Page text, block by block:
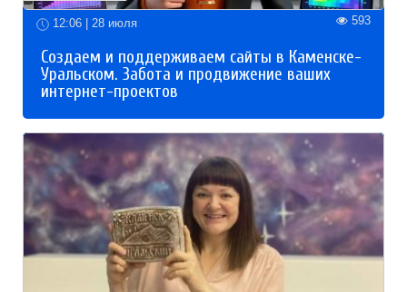
12:06 | 28 июля 593
Создаем и поддерживаем сайты в Каменске-
Уральском. Забота и продвижение ваших
интернет-проектов